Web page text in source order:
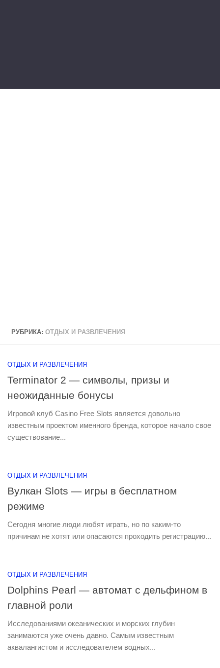
РУБРИКА: ОТДЫХ И РАЗВЛЕЧЕНИЯ
ОТДЫХ И РАЗВЛЕЧЕНИЯ
Terminator 2 — символы, призы и
неожиданные бонусы
Игровой клуб Casino Free Slots является довольно
известным проектом именного бренда, которое начало свое
существование...
ОТДЫХ И РАЗВЛЕЧЕНИЯ
Вулкан Slots — игры в бесплатном
режиме
Сегодня многие люди любят играть, но по каким-то
причинам не хотят или опасаются проходить регистрацию...
ОТДЫХ И РАЗВЛЕЧЕНИЯ
Dolphins Pearl — автомат с дельфином в
главной роли
Исследованиями океанических и морских глубин
занимаются уже очень давно. Самым известным
аквалангистом и исследователем водных...